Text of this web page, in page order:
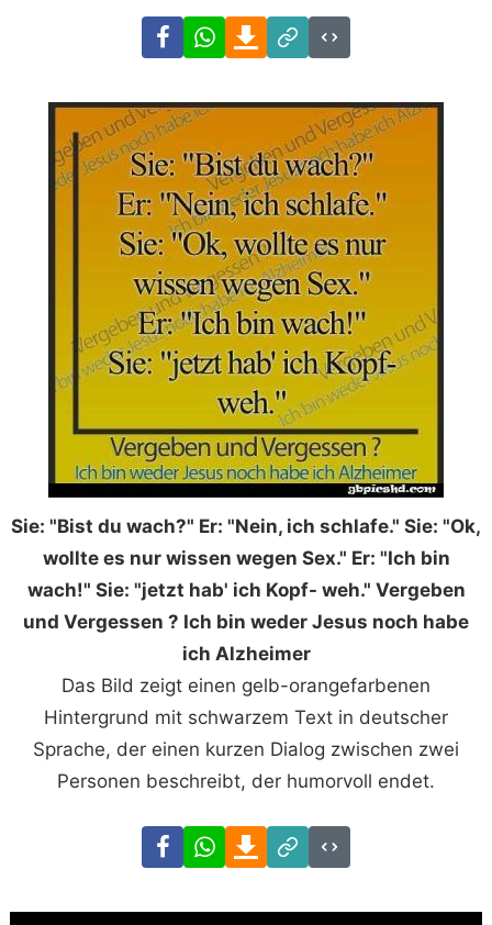
FacebookWhatsAppDownload
Link
Code
Sie: "Bist du wach?" Er: "Nein, ich schlafe." Sie: "Ok,
wollte es nur wissen wegen Sex." Er: "Ich bin
wach!" Sie: "jetzt hab' ich Kopf- weh." Vergeben
und Vergessen ? Ich bin weder Jesus noch habe
ich Alzheimer
Das Bild zeigt einen gelb-orangefarbenen
Hintergrund mit schwarzem Text in deutscher
Sprache, der einen kurzen Dialog zwischen zwei
Personen beschreibt, der humorvoll endet.
FacebookWhatsAppDownload
Link
Code